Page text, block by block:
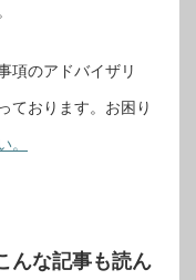
項のアドバイザリ
ております。お困り
。
んな記事も読ん